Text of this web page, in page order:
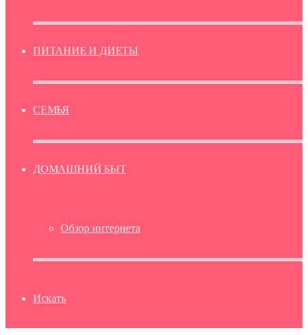
ПИТАНИЕ И ДИЕТЫ
СЕМЬЯ
ДОМАШНИЙ БЫТ
Обзор интернета
Искать